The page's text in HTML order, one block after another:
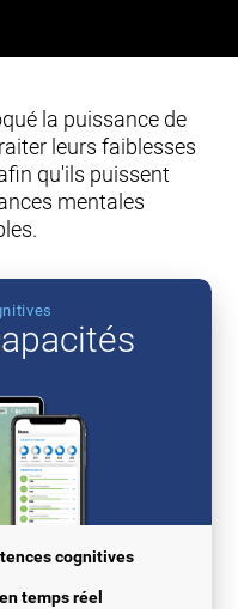
la puissance de
leurs faiblesses
qu'ils puissent
mentales
cognitives
temps réel